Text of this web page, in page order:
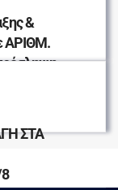
&
ΑΡΙΘΜ.
ΣΤΑ